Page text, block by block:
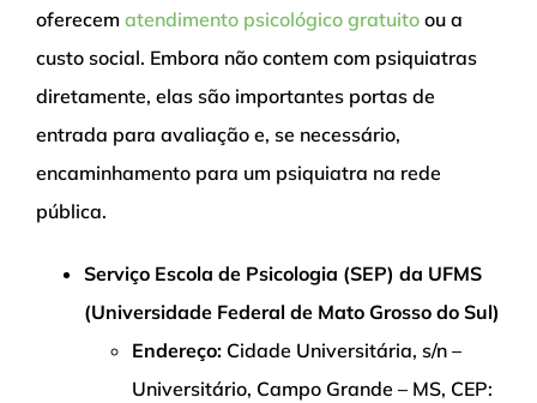
oferecem atendimento psicológico gratuito ou a
custo social. Embora não contem com psiquiatras
diretamente, elas são importantes portas de
entrada para avaliação e, se necessário,
encaminhamento para um psiquiatra na rede
pública.
Serviço Escola de Psicologia (SEP) da UFMS
(Universidade Federal de Mato Grosso do Sul)
Endereço: Cidade Universitária, s/n –
Universitário, Campo Grande – MS, CEP: